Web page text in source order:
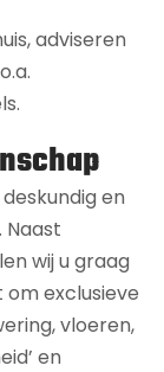
adviseren
en
Naast
wij u graag
exclusieve
vloeren,
en